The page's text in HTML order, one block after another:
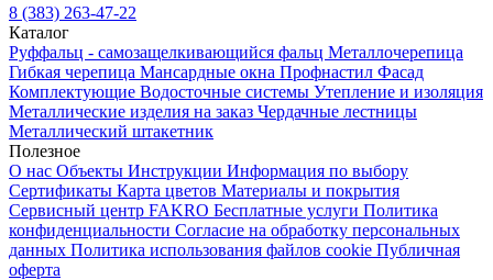
8 (383) 263-47-22
Каталог
Руффальц - самозащелкивающийся фальц Металлочерепица
Гибкая черепица Мансардные окна Профнастил Фасад
Комплектующие Водосточные системы Утепление и изоляция
Металлические изделия на заказ Чердачные лестницы
Металлический штакетник
Полезное
О нас Объекты Инструкции Информация по выбору
Сертификаты Карта цветов Материалы и покрытия
Сервисный центр FAKRO Бесплатные услуги Политика
конфиденциальности Согласие на обработку персональных
данных Политика использования файлов cookie Публичная
оферта